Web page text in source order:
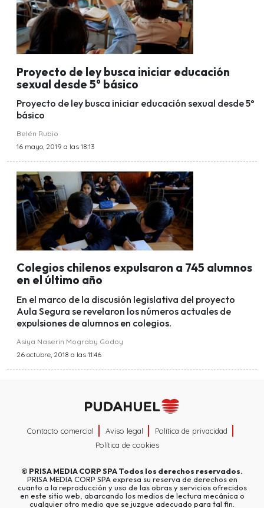
Proyecto de ley busca iniciar educación
sexual desde 5° básico
Proyecto de ley busca iniciar educación sexual desde 5°
básico
Belén Rubio
16 mayo, 2019 a las 18:13
Colegios chilenos expulsaron a 745 alumnos
en el último año
En el marco de la discusión legislativa del proyecto
Aula Segura se revelaron los números actuales de
expulsiones de alumnos en colegios.
Asiya Naserin Mograby Godoy
26 octubre, 2018 a las 11:46
Contacto comercial Aviso legal
Política de privacidad
Política de cookies
© PRISA MEDIA CORP SPATodos los derechos reservados.
PRISA MEDIA CORP SPA expresa su reserva de derechos en
cuanto a la reproducción y uso de las obras y servicios ofrecidos
en este sitio web, abarcando los medios de lectura mecánica o
cualquier otro medio que se juzgue adecuado para tal fin.